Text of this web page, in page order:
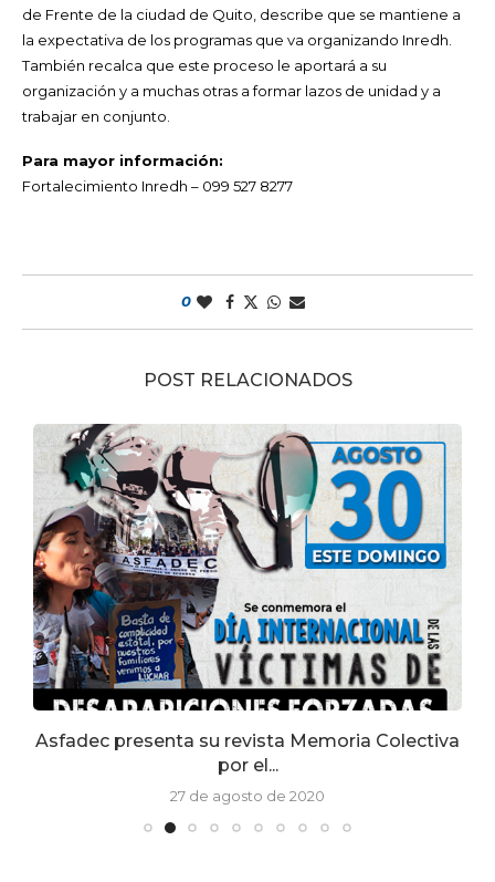
de Frente de la ciudad de Quito, describe que se mantiene a
la expectativa de los programas que va organizando Inredh.
También recalca que este proceso le aportará a su
organización y a muchas otras a formar lazos de unidad y a
trabajar en conjunto.
Para mayor información:
Fortalecimiento Inredh – 099 527 8277
0
POST RELACIONADOS
Asfadec presenta su revista Memoria Colectiva
por el...
27 de agosto de 2020